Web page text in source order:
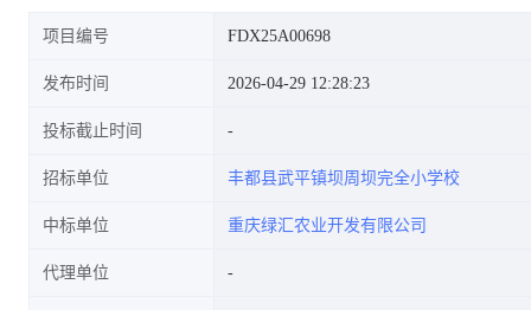
项目编号 FDX25A00698
发布时间 2026-04-29 12:28:23
投标截止时间
招标单位 丰都县武平镇坝周坝完全小学校
中标单位 重庆绿汇农业开发有限公司
代理单位